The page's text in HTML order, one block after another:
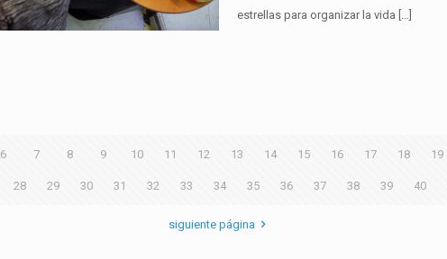
estrellas para organizar la vida […]
6 7 8 9 10 11 12 13 14 15 16 17 18 19
28 29 30 31 32 33 34 35 36 37 38 39 40
siguiente página